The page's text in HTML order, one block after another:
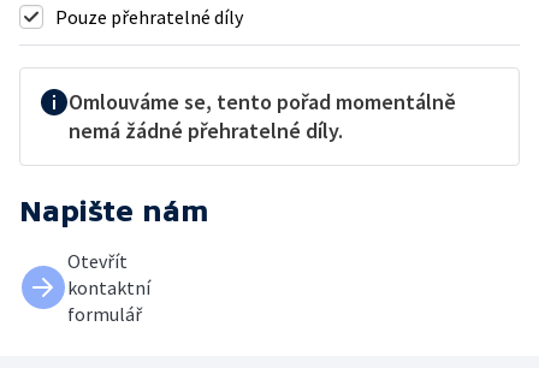
Pouze přehratelné díly
Omlouváme se, tento pořad momentálně
nemá žádné přehratelné díly.
Napište nám
Otevřít
kontaktní
formulář